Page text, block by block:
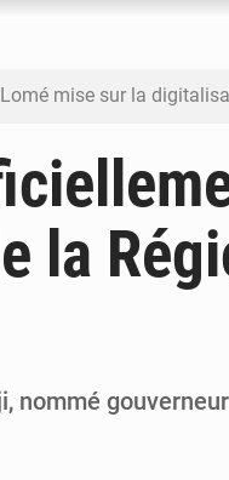
mise sur la
de l’Économie forme
: à Saly, l’Afrique veut en
la
nommé